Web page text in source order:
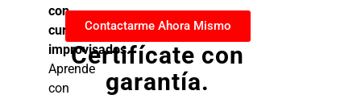
con
cursos
improvisados.
Aprende
con
Contactarme Ahora Mismo
Certifícate con
garantía.